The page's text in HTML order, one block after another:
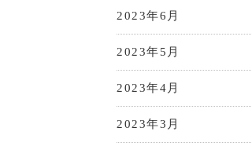
2023年6月
2023年5月
2023年4月
2023年3月